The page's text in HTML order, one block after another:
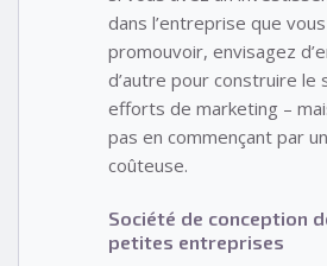
dans l’entreprise que
promouvoir, envisagez
d’autre pour construire
efforts de marketing –
pas en commençant par
coûteuse.
Société de conception
petites entreprises